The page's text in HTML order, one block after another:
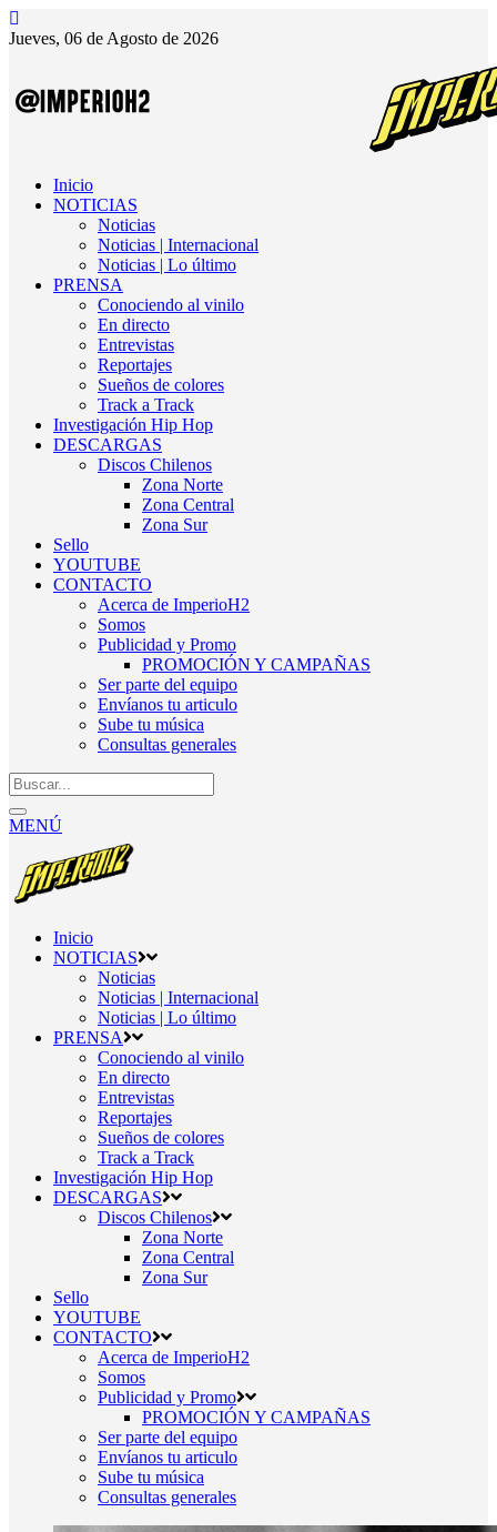
Jueves, 06 de Agosto de 2026
Inicio
NOTICIAS
Noticias
Noticias | Internacional
Noticias | Lo último
PRENSA
Conociendo al vinilo
En directo
Entrevistas
Reportajes
Sueños de colores
Track a Track
Investigación Hip Hop
DESCARGAS
Discos Chilenos
Zona Norte
Zona Central
Zona Sur
Sello
YOUTUBE
CONTACTO
Acerca de ImperioH2
Somos
Publicidad y Promo
PROMOCIÓN Y CAMPAÑAS
Ser parte del equipo
Envíanos tu articulo
Sube tu música
Consultas generales
MENÚ
Inicio
NOTICIAS
Noticias
Noticias | Internacional
Noticias | Lo último
PRENSA
Conociendo al vinilo
En directo
Entrevistas
Reportajes
Sueños de colores
Track a Track
Investigación Hip Hop
DESCARGAS
Discos Chilenos
Zona Norte
Zona Central
Zona Sur
Sello
YOUTUBE
CONTACTO
Acerca de ImperioH2
Somos
Publicidad y Promo
PROMOCIÓN Y CAMPAÑAS
Ser parte del equipo
Envíanos tu articulo
Sube tu música
Consultas generales